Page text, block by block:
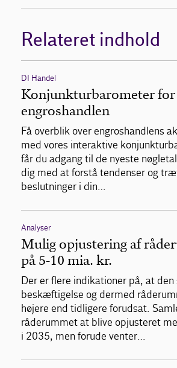
Relateret indhold
DI Handel
Konjunkturbarometer for
engroshandlen
Få overblik over engroshandlens
med vores interaktive
får du adgang til de nyeste
dig med at forstå tendenser og
beslutninger i din…
Analyser
Mulig opjustering af
på 5-10 mia. kr.
Der er flere indikationer på, at
beskæftigelse og dermed
højere end tidligere forudsat.
råderummet at blive opjusteret
i 2035, men forude venter…